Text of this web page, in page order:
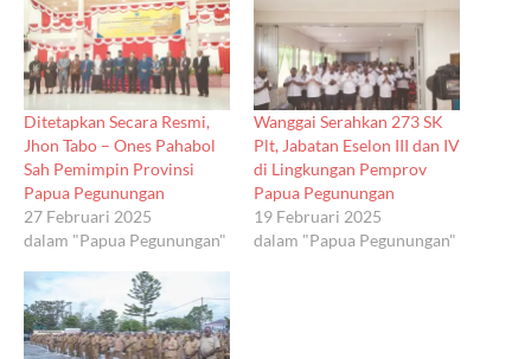
Ditetapkan Secara Resmi,
Jhon Tabo – Ones Pahabol
Sah Pemimpin Provinsi
Papua Pegunungan
27 Februari 2025
dalam "Papua Pegunungan"
Wanggai Serahkan 273 SK
Plt, Jabatan Eselon III dan IV
di Lingkungan Pemprov
Papua Pegunungan
19 Februari 2025
dalam "Papua Pegunungan"